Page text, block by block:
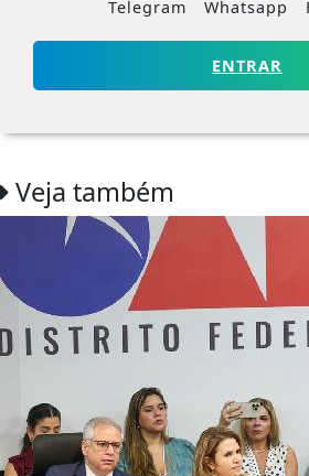
Telegram Whatsapp
ENTRAR
Veja também